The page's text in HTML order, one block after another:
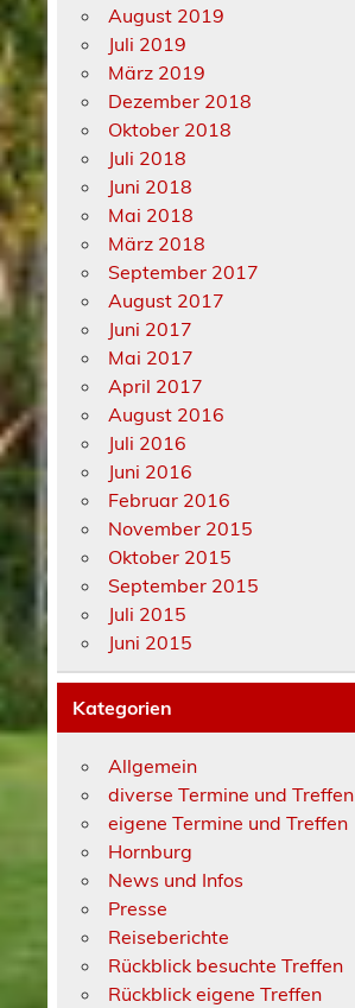
August 2019
Juli 2019
März 2019
Dezember 2018
Oktober 2018
Juli 2018
Juni 2018
Mai 2018
März 2018
September 2017
August 2017
Juni 2017
Mai 2017
April 2017
August 2016
Juli 2016
Juni 2016
Februar 2016
November 2015
Oktober 2015
September 2015
Juli 2015
Juni 2015
Kategorien
Allgemein
diverse Termine und Treffen
eigene Termine und Treffen
Hornburg
News und Infos
Presse
Reiseberichte
Rückblick besuchte Treffen
Rückblick eigene Treffen